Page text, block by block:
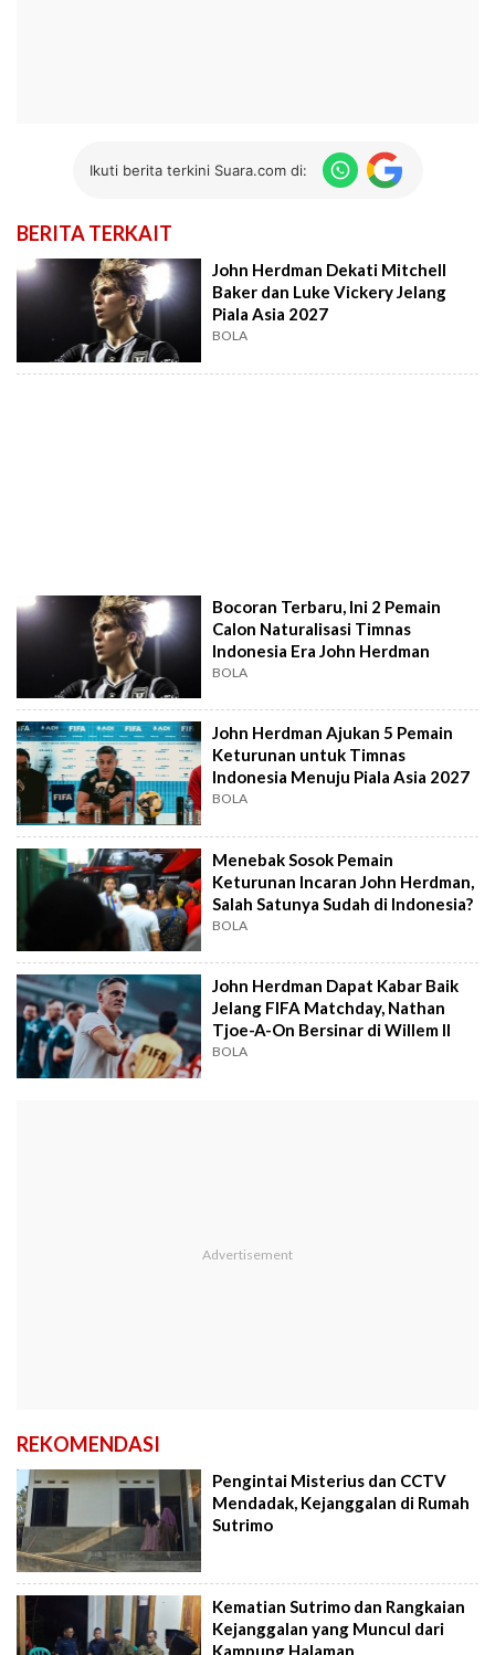
Ikuti berita terkini Suara.com di:
BERITA TERKAIT
John Herdman Dekati Mitchell
Baker dan Luke Vickery Jelang
Piala Asia 2027
BOLA
Bocoran Terbaru, Ini 2 Pemain
Calon Naturalisasi Timnas
Indonesia Era John Herdman
BOLA
John Herdman Ajukan 5 Pemain
Keturunan untuk Timnas
Indonesia Menuju Piala Asia 2027
BOLA
Menebak Sosok Pemain
Keturunan Incaran John Herdman,
Salah Satunya Sudah di Indonesia?
BOLA
John Herdman Dapat Kabar Baik
Jelang FIFA Matchday, Nathan
Tjoe-A-On Bersinar di Willem II
BOLA
REKOMENDASI
Pengintai Misterius dan CCTV
Mendadak, Kejanggalan di Rumah
Sutrimo
Kematian Sutrimo dan Rangkaian
Kejanggalan yang Muncul dari